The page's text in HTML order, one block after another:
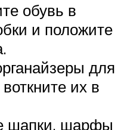
обувь в
и положите
для
их в
шапки, шарфы